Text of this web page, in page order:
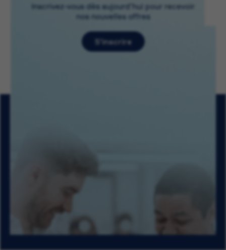
Inscrivez-vous dès aujourd’hui pour recevoir
nos nouvelles offres
S’inscrire